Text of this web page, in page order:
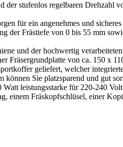
stufenlos regelbaren Drehzahl
für ein angenehmes und
Frästiefe von 0 bis 55 mm
und der hochwertig
Fräsergrundplatte von ca. 150 x
geliefert, welcher
können Sie platzsparend und gut
leistungsstarke für 220-240
einem Fräskopfschlüsel, einer